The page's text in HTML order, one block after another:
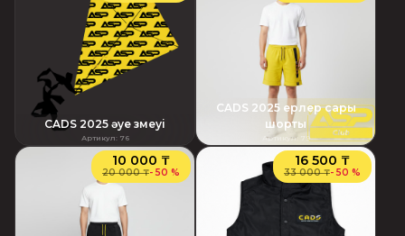
CADS 2025 әуе змеуі
Артикул: 76
CADS 2025 ерлер сары
шорты
Артикул: 79
10 000 ₸
20 000 ₸- 50 %
16 500 ₸
33 000 ₸- 50 %